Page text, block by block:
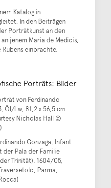
Katalog in
In den Beiträgen
Porträtkunst an den
jenem Maria de Medicis,
einbrachte.
Porträts: Bilder
von Ferdinando
Öl/Lw, 81,2 x 56,5 cm
Nicholas Hall ©
Gonzaga, Infant
der Pala der Familie
Trinität), 1604/05,
Parma,